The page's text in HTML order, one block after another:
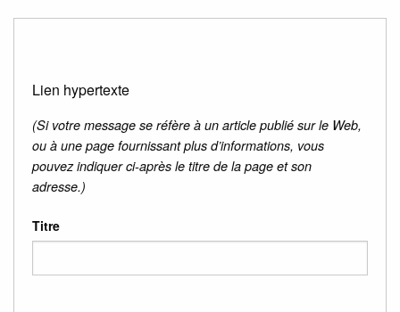
Lien hypertexte
(Si votre message se réfère à un article publié sur le Web,
ou à une page fournissant plus d’informations, vous
pouvez indiquer ci-après le titre de la page et son
adresse.)
Titre